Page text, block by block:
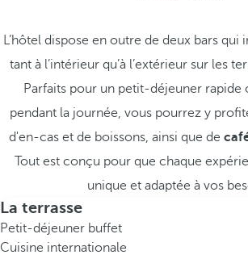
L’hôtel dispose en outre de deux bars qui
tant à l’intérieur qu’à l’extérieur sur les
Parfaits pour un petit-déjeuner rapide
pendant la journée, vous pourrez y
d'en-cas et de boissons, ainsi que de
Tout est conçu pour que chaque
unique et adaptée à vos
La terrasse
Petit-déjeuner buffet
Cuisine internationale